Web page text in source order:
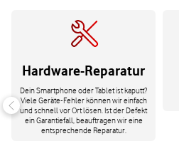
Hardware-Reparatur
Dein Smartphone oder Tablet ist kaputt?
Viele Geräte-Fehler können wir einfach
und schnell vor Ort lösen. Ist der Defekt
ein Garantiefall, beauftragen wir eine
entsprechende Reparatur.